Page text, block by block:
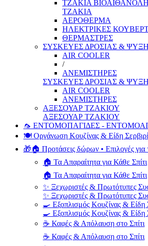
ΤΖΑΚΙΑ
ΤΖΑΚΙΑ
ΑΕΡΟΘΕΡΜΑ
ΗΛΕΚΤΡΙΚΕΣ
ΘΕΡΜΑΣΤΡΕΣ
ΣΥΣΚΕΥΕΣ ΔΡΟΣΙΑΣ &
AIR COOLER
/
ΑΝΕΜΙΣΤΗΡΕΣ
ΣΥΣΚΕΥΕΣ ΔΡΟΣΙΑΣ &
AIR COOLER
ΑΝΕΜΙΣΤΗΡΕΣ
ΑΞΕΣΟΥΑΡ ΤΖΑΚΙΟΥ
ΑΞΕΣΟΥΑΡ ΤΖΑΚΙΟΥ
🦟 ΕΝΤΟΜΟΠΑΓΙΔΕΣ -
🍽️ Οργάνωση Κουζίνας & Είδη
🎁🏠 Προτάσεις δώρων • Επιλογές για
🏠 Τα Απαραίτητα για Κάθε Σπίτι
🏠 Τα Απαραίτητα για Κάθε Σπίτι
✨ Ξεχωριστές & Πρωτότυπες
✨ Ξεχωριστές & Πρωτότυπες
🍳 Εξοπλισμός Κουζίνας & Είδη
🍳 Εξοπλισμός Κουζίνας & Είδη
☕ Καφές & Απόλαυση στο Σπίτι
☕ Καφές & Απόλαυση στο Σπίτι